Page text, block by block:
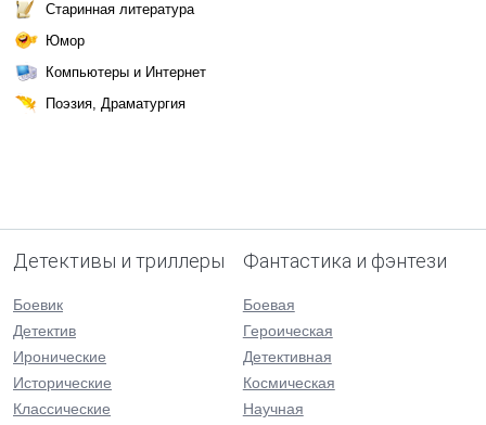
Старинная литература
Юмор
Компьютеры и Интернет
Поэзия, Драматургия
Детективы и триллеры
Боевик
Детектив
Иронические
Исторические
Классические
Фантастика и фэнтези
Боевая
Героическая
Детективная
Космическая
Научная